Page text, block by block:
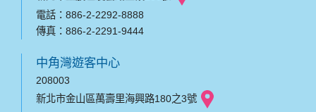
電話：886-2-2292-8888
傳真：886-2-2291-9444
中角灣遊客中心
208003
新北市金山區萬壽里海興路180之3號